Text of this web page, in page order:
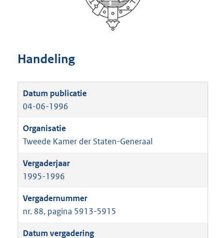
Handeling
04-06-1996
Tweede Kamer der Staten-Generaal
1995-1996
nr. 88, pagina 5913-5915